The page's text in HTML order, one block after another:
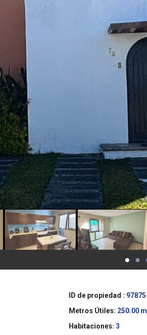
ID de propiedad : 97875
Metros Útiles: 250.00 m
Habitaciones: 3